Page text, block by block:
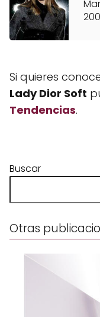
Si quieres
Lady Dior Soft
Tendencias.
Buscar
Otras